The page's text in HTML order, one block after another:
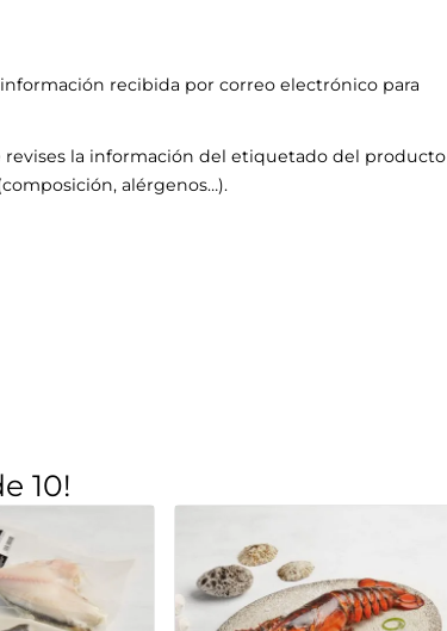
recibida por correo electrónico para
revises la información del etiquetado del producto
alérgenos…).
10!